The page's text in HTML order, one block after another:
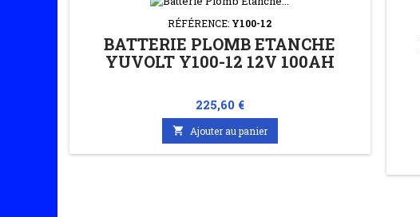
RÉFÉRENCE: Y100-12
BATTERIE PLOMB ETANCHE
YUVOLT Y100-12 12V 100AH
Prix
225,60 €
 Ajouter au panier